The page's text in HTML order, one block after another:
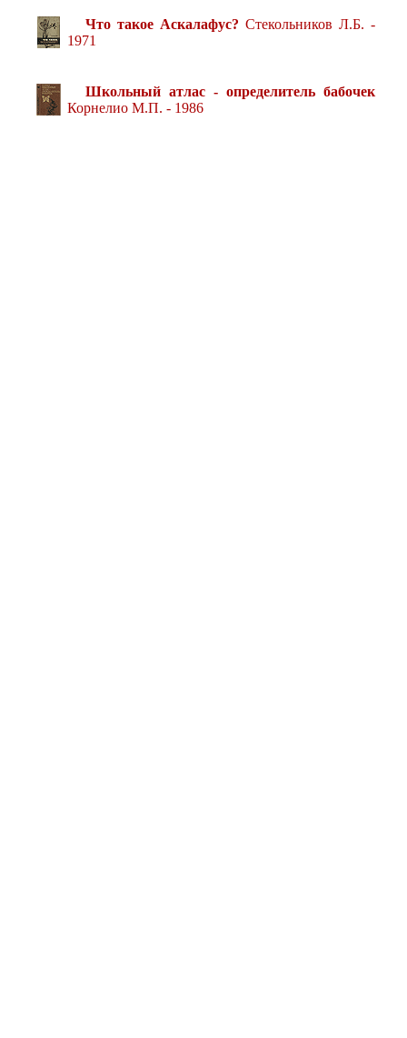
Что такое Аскалафус? Стекольников Л.Б. -
1971
Школьный атлас - определитель бабочек
Корнелио М.П. - 1986